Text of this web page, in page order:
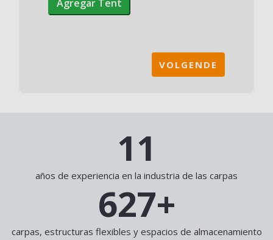
tienda
Agregar Tent
13
años de experiencia en la industria de las carpas
711+
carpas, estructuras flexibles y espacios de almacenamiento